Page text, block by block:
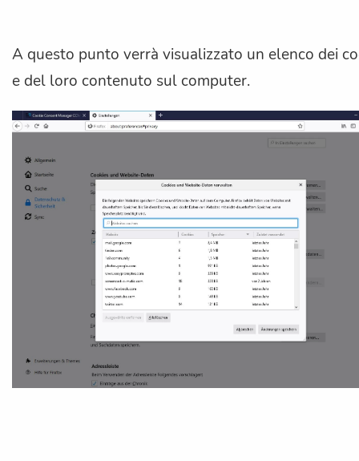
A questo punto verrà visualizzato un elenco dei
e del loro contenuto sul computer.